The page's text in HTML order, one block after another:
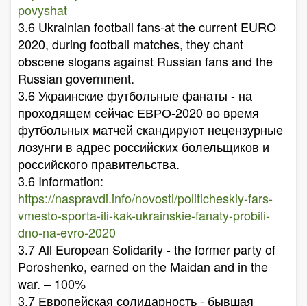
povyshat
3.6 Ukrainian football fans-at the current EURO
2020, during football matches, they chant
obscene slogans against Russian fans and the
Russian government.
3.6 Украинские футбольные фанаты - на
проходящем сейчас ЕВРО-2020 во время
футбольных матчей скандируют нецензурные
лозунги в адрес российских болельщиков и
российского правительства.
3.6 Information:
https://naspravdi.info/novosti/politicheskiy-fars-
vmesto-sporta-ili-kak-ukrainskie-fanaty-probili-
dno-na-evro-2020
3.7 All European Solidarity - the former party of
Poroshenko, earned on the Maidan and in the
war. – 100%
3.7 Европейская солидарность - бывшая